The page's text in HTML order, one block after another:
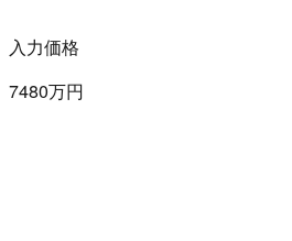
入力価格
7480万円